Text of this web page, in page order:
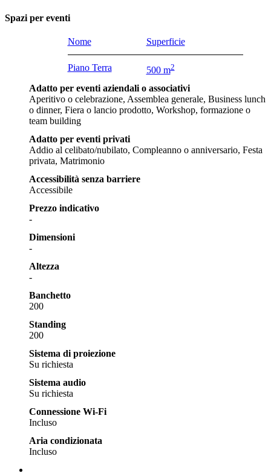
Spazi per eventi
Nome Superficie
Piano Terra 500 m2
Adatto per eventi aziendali o associativi
Aperitivo o celebrazione, Assemblea generale, Business lunch
o dinner, Fiera o lancio prodotto, Workshop, formazione o
team building
Adatto per eventi privati
Addio al celibato/nubilato, Compleanno o anniversario, Festa
privata, Matrimonio
Accessibilità senza barriere
Accessibile
Prezzo indicativo
-
Dimensioni
-
Altezza
-
Banchetto
200
Standing
200
Sistema di proiezione
Su richiesta
Sistema audio
Su richiesta
Connessione Wi-Fi
Incluso
Aria condizionata
Incluso